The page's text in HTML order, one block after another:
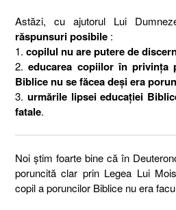
Astăzi, cu ajutorul Lui
răspunsuri posibile :
1. copilul nu are putere de
2.educarea copiilor în
Biblice nu se făcea deși era
3. urmările lipsei educației
fatale.
Noi știm foarte bine că în
poruncită clar prin Legea Lui
copil a poruncilor Biblice nu era